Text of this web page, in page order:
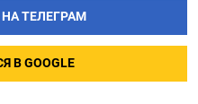
ТЕЛЕГРАМ
В GOOGLE